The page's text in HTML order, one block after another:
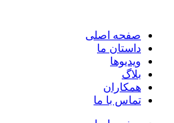
محتوا
صفحه اصلی
داستان ما
ویدیوها
بلاگ
همکاران
تماس با ما